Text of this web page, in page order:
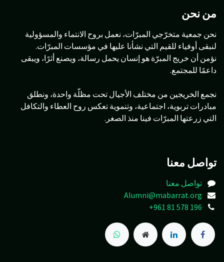
من نحن
نحن جمعية متخرّجي المبرّات، نعمل بروح الانتماء والمسؤولية
لنبقى أوفياء للقيم التي نشأنا عليها في مؤسسات المبرّات.
نؤمن أن خريج المبرّة هو إنسان يحمل رسالة، ويصنع أثرًا، ويبقى
داعمًا للمجتمع.
نجمع الخريجين من مختلف الأجيال تحت مظلّة واحدة، ونطلق
مبادرات تربوية، اجتماعية، وتنموية تعكس روح العطاء والتكافل
التي زرعتها المبرّات فينا منذ الصغر.
تواصل معنا
تواصل معنا
Alumni@mabarrat.org
+961 81 578 196